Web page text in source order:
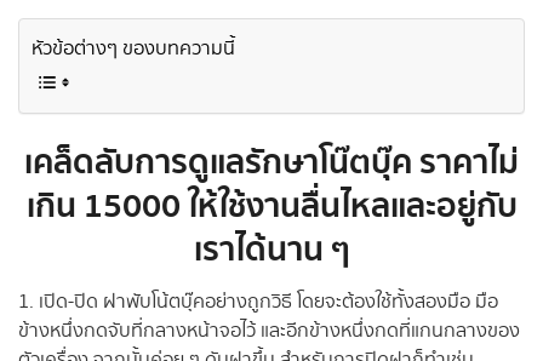
หัวข้อต่างๆ ของบทความนี้
เคล็ดลับการดูแลรักษาโน๊ตบุ๊ค ราคาไม่
เกิน 15000 ให้ใช้งานลื่นไหลและอยู่กับ
เราได้นาน ๆ
1. เปิด-ปิด ฝาพับโน้ตบุ๊คอย่างถูกวิธี โดยจะต้องใช้ทั้งสองมือ มือ
ข้างหนึ่งกดจับที่กลางหน้าจอไว้ และอีกข้างหนึ่งกดที่แกนกลางของ